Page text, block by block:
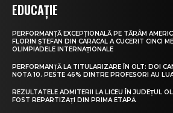
EDUCAȚIE
PERFORMANȚĂ EXCEPȚIONALĂ PE TĂRÂM
FLORIN ȘTEFAN DIN CARACAL A CUCERIT CINCI
OLIMPIADELE INTERNAȚIONALE
PERFORMANȚĂ LA TITULARIZARE ÎN OLT: DOI
NOTA 10. PESTE 46% DINTRE PROFESORI AU
REZULTATELE ADMITERII LA LICEU ÎN JUDEȚUL
FOST REPARTIZAȚI DIN PRIMA ETAPĂ